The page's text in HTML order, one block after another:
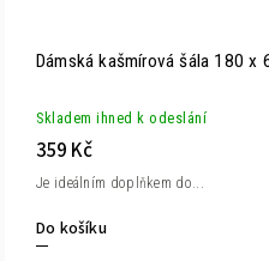
Dámská kašmírová šála 180 x
Skladem ihned k odeslání
359 Kč
Do košíku
Je ideálním doplňkem do...